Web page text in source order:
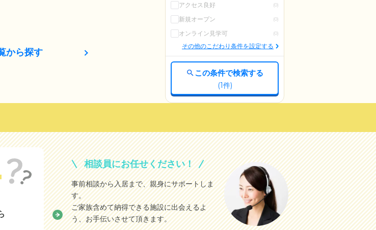
から探す
アクセス良好 (0)
新規オープン (0)
オンライン見学可 (0)
その他のこだわり条件を設定する
この条件で検索する
(1件)
相談員にお任せください！
事前相談から入居まで、親身にサポートしま
す。
ご家族含めて納得できる施設に出会えるよ
う、お手伝いさせて頂きます。